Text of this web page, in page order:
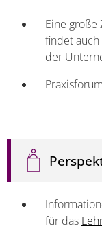
Eine
findet
der
für das